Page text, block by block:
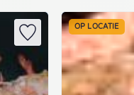
OP LOCATIE